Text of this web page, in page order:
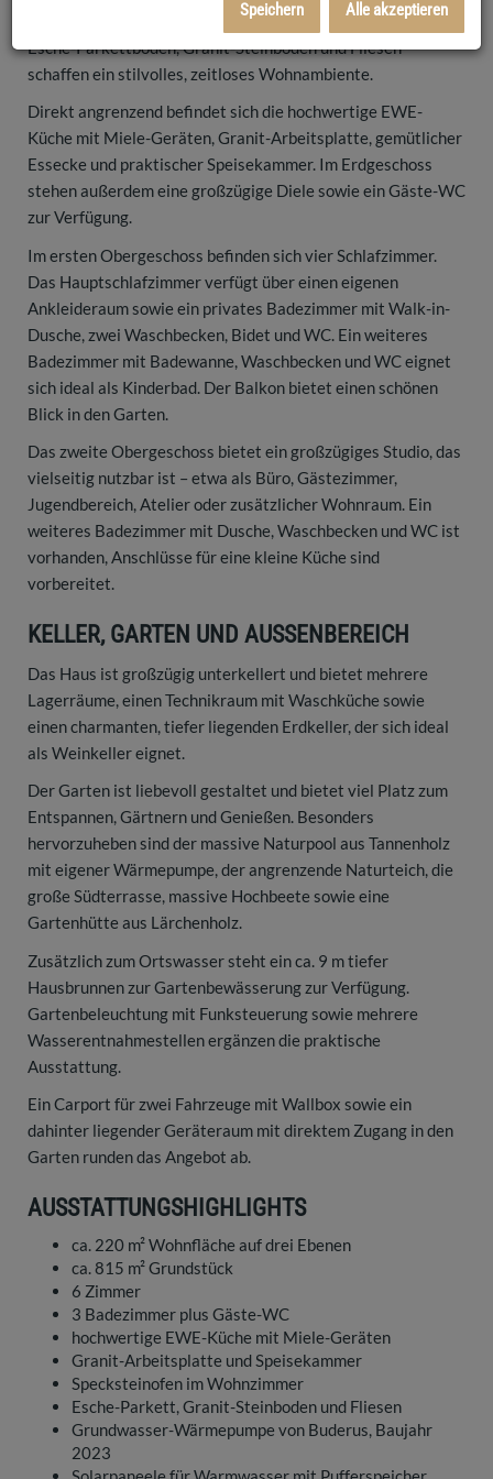
dennoch klar in Wohn- und Essbereich gegliedert ist. Edle
Esche-Parkettböden, Granit-Steinboden und Fliesen
schaffen ein stilvolles, zeitloses Wohnambiente.
Direkt angrenzend befindet sich die hochwertige EWE-
Küche mit Miele-Geräten, Granit-Arbeitsplatte, gemütlicher
Essecke und praktischer Speisekammer. Im Erdgeschoss
stehen außerdem eine großzügige Diele sowie ein Gäste-WC
zur Verfügung.
Im ersten Obergeschoss befinden sich vier Schlafzimmer.
Das Hauptschlafzimmer verfügt über einen eigenen
Ankleideraum sowie ein privates Badezimmer mit Walk-in-
Dusche, zwei Waschbecken, Bidet und WC. Ein weiteres
Badezimmer mit Badewanne, Waschbecken und WC eignet
sich ideal als Kinderbad. Der Balkon bietet einen schönen
Blick in den Garten.
Das zweite Obergeschoss bietet ein großzügiges Studio, das
vielseitig nutzbar ist – etwa als Büro, Gästezimmer,
Jugendbereich, Atelier oder zusätzlicher Wohnraum. Ein
weiteres Badezimmer mit Dusche, Waschbecken und WC ist
vorhanden, Anschlüsse für eine kleine Küche sind
vorbereitet.
KELLER, GARTEN UND AUSSENBEREICH
Das Haus ist großzügig unterkellert und bietet mehrere
Lagerräume, einen Technikraum mit Waschküche sowie
einen charmanten, tiefer liegenden Erdkeller, der sich ideal
als Weinkeller eignet.
Der Garten ist liebevoll gestaltet und bietet viel Platz zum
Entspannen, Gärtnern und Genießen. Besonders
hervorzuheben sind der massive Naturpool aus Tannenholz
mit eigener Wärmepumpe, der angrenzende Naturteich, die
große Südterrasse, massive Hochbeete sowie eine
Gartenhütte aus Lärchenholz.
Zusätzlich zum Ortswasser steht ein ca. 9 m tiefer
Hausbrunnen zur Gartenbewässerung zur Verfügung.
Gartenbeleuchtung mit Funksteuerung sowie mehrere
Wasserentnahmestellen ergänzen die praktische
Ausstattung.
Ein Carport für zwei Fahrzeuge mit Wallbox sowie ein
dahinter liegender Geräteraum mit direktem Zugang in den
Garten runden das Angebot ab.
AUSSTATTUNGSHIGHLIGHTS
ca. 220 m² Wohnfläche auf drei Ebenen
ca. 815 m² Grundstück
6 Zimmer
3 Badezimmer plus Gäste-WC
hochwertige EWE-Küche mit Miele-Geräten
Granit-Arbeitsplatte und Speisekammer
Specksteinofen im Wohnzimmer
Esche-Parkett, Granit-Steinboden und Fliesen
Grundwasser-Wärmepumpe von Buderus, Baujahr
2023
Speichern Alle akzeptieren